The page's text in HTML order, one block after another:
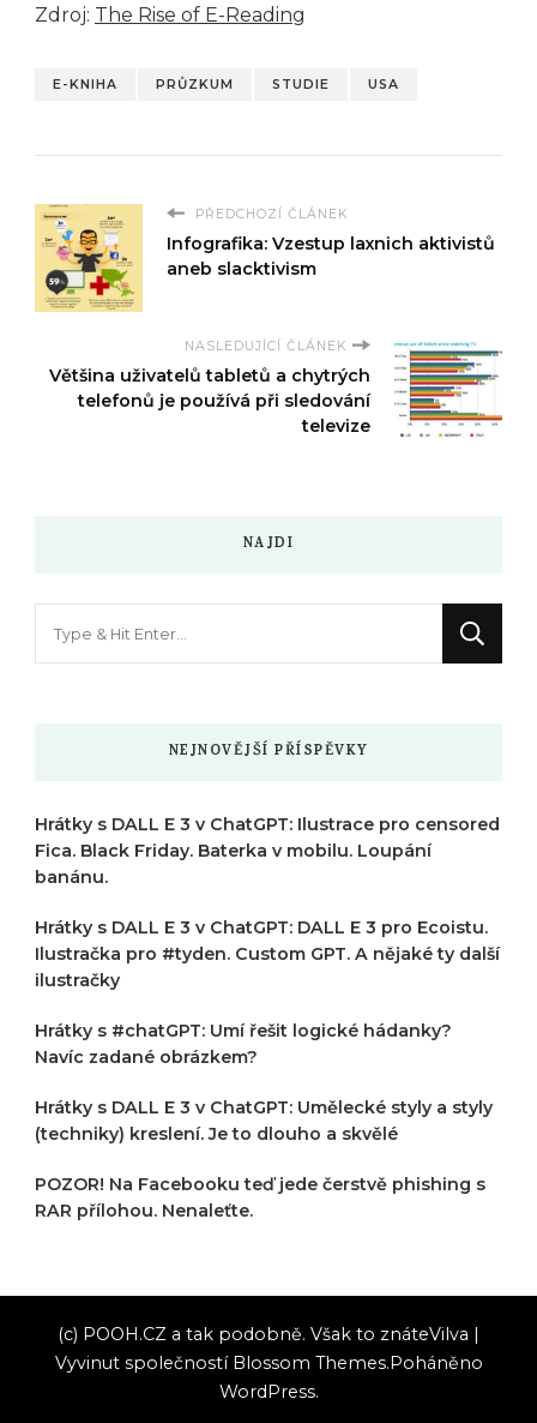
Zdroj: The Rise of E-Reading
E-KNIHA PRŮZKUM STUDIE USA
PŘEDCHOZÍ ČLÁNEK
Infografika: Vzestup laxnich aktivistů
aneb slacktivism
NASLEDUJÍCÍ ČLÁNEK
Většina uživatelů tabletů a chytrých
telefonů je používá při sledování
televize
NAJDI
NEJNOVĚJŠÍ PŘÍSPĚVKY
Hrátky s DALL E 3 v ChatGPT: Ilustrace pro censored
Fica. Black Friday. Baterka v mobilu. Loupání
banánu.
Hrátky s DALL E 3 v ChatGPT: DALL E 3 pro Ecoistu.
Ilustračka pro #tyden. Custom GPT. A nějaké ty další
ilustračky
Hrátky s #chatGPT: Umí řešit logické hádanky?
Navíc zadané obrázkem?
Hrátky s DALL E 3 v ChatGPT: Umělecké styly a styly
(techniky) kreslení. Je to dlouho a skvělé
POZOR! Na Facebooku teď jede čerstvě phishing s
RAR přílohou. Nenaleťte.
(c) POOH.CZ a tak podobně. Však to znáteVilva |
Vyvinut společností Blossom Themes.Poháněno
WordPress.